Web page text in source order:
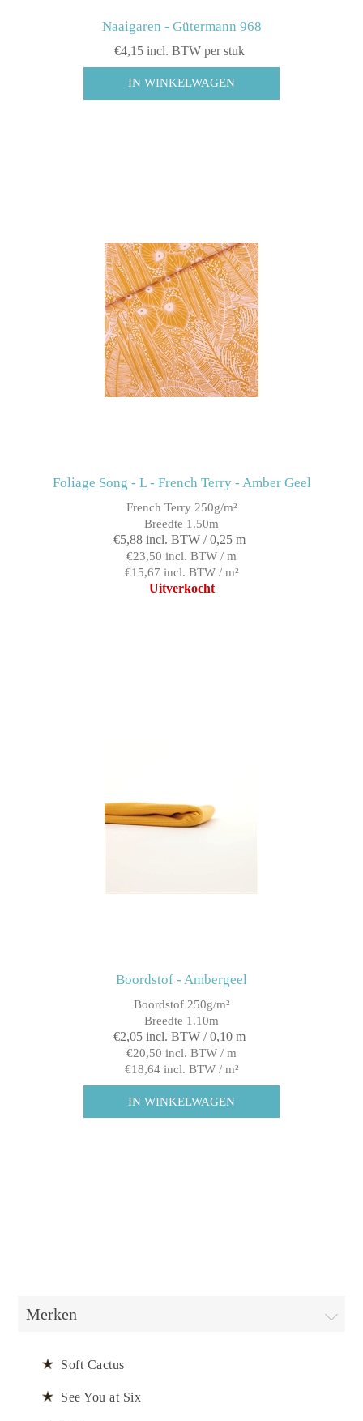
Naaigaren - Gütermann 968
€4,15 incl. BTW per stuk
Foliage Song - L - French Terry - Amber Geel
French Terry 250g/m²
Breedte 1.50m
€5,88 incl. BTW / 0,25 m
€23,50 incl. BTW / m
€15,67 incl. BTW / m²
Uitverkocht
Boordstof - Ambergeel
Boordstof 250g/m²
Breedte 1.10m
€2,05 incl. BTW / 0,10 m
€20,50 incl. BTW / m
€18,64 incl. BTW / m²
Merken
Soft Cactus
See You at Six